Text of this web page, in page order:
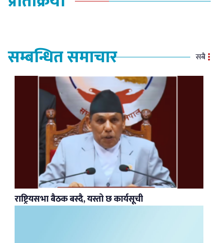
सम्बन्धित समाचार सबै
राष्ट्रियसभा बैठक बस्दै, यस्तो छ कार्यसूची